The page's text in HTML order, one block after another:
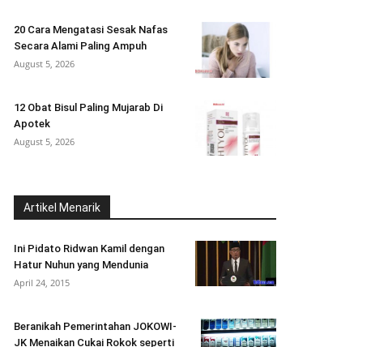
20 Cara Mengatasi Sesak Nafas
Secara Alami Paling Ampuh
August 5, 2026
12 Obat Bisul Paling Mujarab Di
Apotek
August 5, 2026
Artikel Menarik
Ini Pidato Ridwan Kamil dengan
Hatur Nuhun yang Mendunia
April 24, 2015
Beranikah Pemerintahan JOKOWI-
JK Menaikan Cukai Rokok seperti